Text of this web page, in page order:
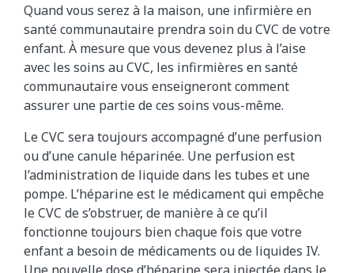
Quand vous serez à la maison, une infirmière en
santé communautaire prendra soin du CVC de votre
enfant. À mesure que vous devenez plus à l’aise
avec les soins au CVC, les infirmières en santé
communautaire vous enseigneront comment
assurer une partie de ces soins vous-même.
Le CVC sera toujours accompagné d’une perfusion
ou d’une canule héparinée. Une perfusion est
l’administration de liquide dans les tubes et une
pompe. L’héparine est le médicament qui empêche
le CVC de s’obstruer, de manière à ce qu’il
fonctionne toujours bien chaque fois que votre
enfant a besoin de médicaments ou de liquides IV.